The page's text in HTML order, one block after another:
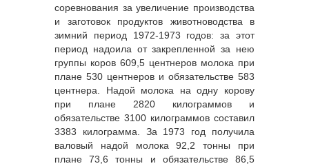
соревнования за увеличение производства
и заготовок продуктов животноводства в
зимний период 1972-1973 годов: за этот
период надоила от закрепленной за нею
группы коров 609,5 центнеров молока при
плане 530 центнеров и обязательстве 583
центнера. Надой молока на одну корову
при плане 2820 килограммов и
обязательстве 3100 килограммов составил
3383 килограмма. За 1973 год получила
валовый надой молока 92,2 тонны при
плане 73,6 тонны и обязательстве 86,5